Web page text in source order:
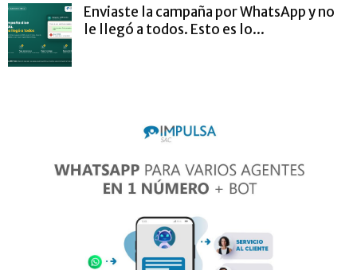
Enviaste la campaña por WhatsApp y no
le llegó a todos. Esto es lo...